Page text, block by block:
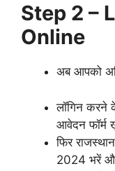
Step 2 –
Online
अब आपको
लॉगिन करने
आवेदन फॉर्म
फिर
2024 भरें